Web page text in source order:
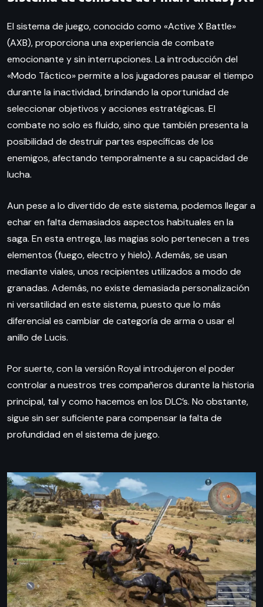
El sistema de juego, conocido como «Active X Battle»
(AXB), proporciona una experiencia de combate
emocionante y sin interrupciones. La introducción del
«Modo Táctico» permite a los jugadores pausar el tiempo
durante la inactividad, brindando la oportunidad de
seleccionar objetivos y acciones estratégicas. El
combate no solo es fluido, sino que también presenta la
posibilidad de destruir partes específicas de los
enemigos, afectando temporalmente a su capacidad de
lucha.
Aun pese a lo divertido de este sistema, podemos llegar a
echar en falta demasiados aspectos habituales en la
saga. En esta entrega, las magias solo pertenecen a tres
elementos (fuego, electro y hielo). Además, se usan
mediante viales, unos recipientes utilizados a modo de
granadas. Además, no existe demasiada personalización
ni versatilidad en este sistema, puesto que lo más
diferencial es cambiar de categoría de arma o usar el
anillo de Lucis.
Por suerte, con la versión Royal introdujeron el poder
controlar a nuestros tres compañeros durante la historia
principal, tal y como hacemos en los DLC’s. No obstante,
sigue sin ser suficiente para compensar la falta de
profundidad en el sistema de juego.